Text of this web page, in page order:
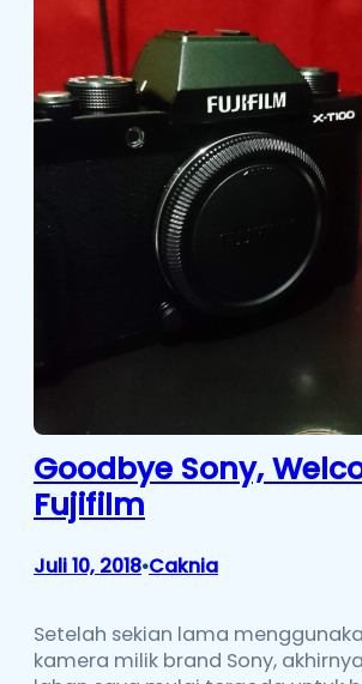
Goodbye Sony,
Fujifilm
Juli 10, 2018•Caknia
Setelah sekian lama
kamera milik brand Sony,